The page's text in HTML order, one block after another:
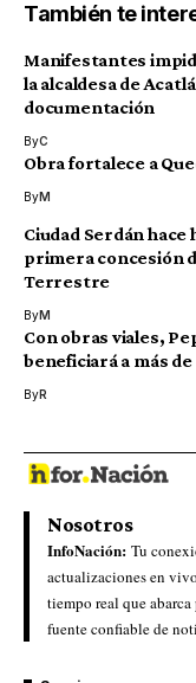
También te
Manifestantes
la alcaldesa de
documentación
ByC
Obra fortalece a
ByM
Ciudad Serdán hace
primera concesión
Terrestre
ByM
Con obras viales,
beneficiará a más
ByR
Nosotros
InfoNación: Tu
actualizaciones en
tiempo real que
fuente confiable de